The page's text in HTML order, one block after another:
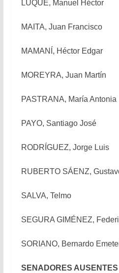
LUQUE, Manuel Héctor
MAITA, Juan Francisco
MAMANÍ, Héctor Edgar
MOREYRA, Juan Martín
PASTRANA, María Antonia
PAYO, Santiago José
RODRÍGUEZ, Jorge Luis
RUBERTO SÁENZ,
SALVA, Telmo
SEGURA GIMÉNEZ,
SORIANO, Bernardo
SENADORES AUSENTES